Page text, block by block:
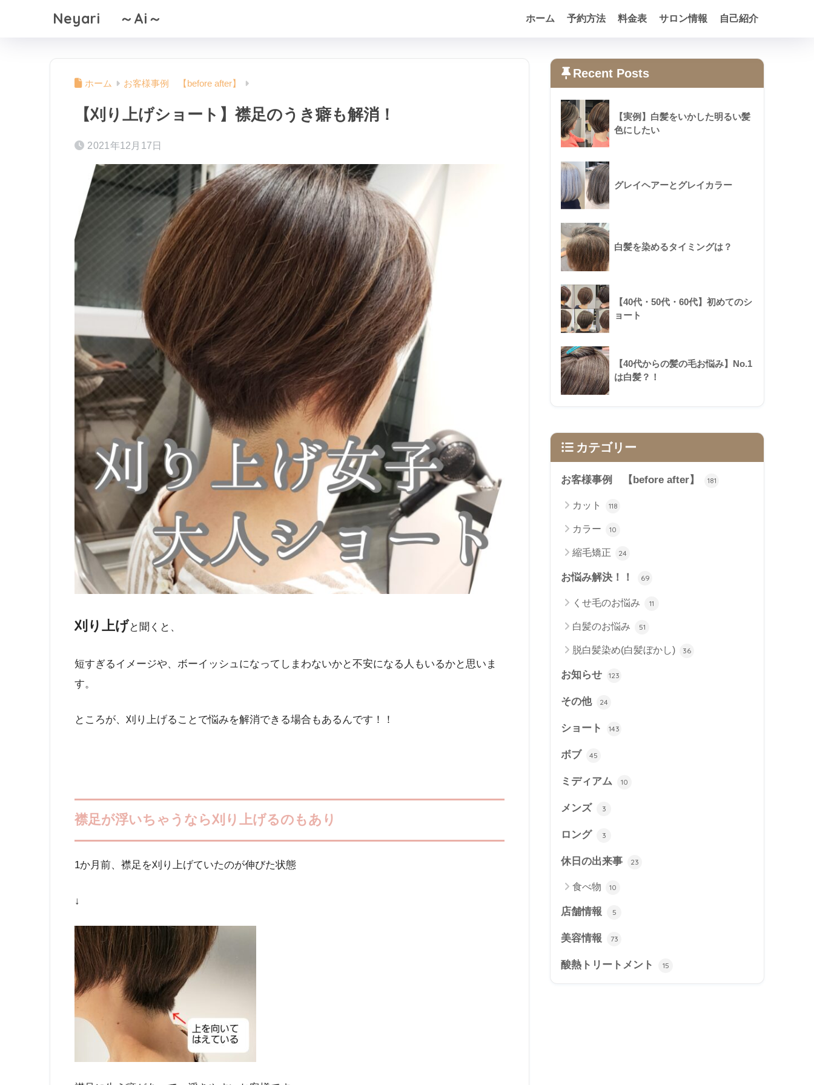
Neyari ～Ai～ ホーム 予約方法 料金表 サロン情報 自己紹介
ホーム お客様事例 【before after】
【刈り上げショート】襟足のうき癖も解消！
2021年12月17日
刈り上げと聞くと、
短すぎるイメージや、ボーイッシュになってしまわないかと不安になる人もいるかと思いま
す。
ところが、刈り上げることで悩みを解消できる場合もあるんです！！
襟足が浮いちゃうなら刈り上げるのもあり
1か月前、襟足を刈り上げていたのが伸びた状態
↓
Recent Posts
【実例】白髪をいかした明るい髪
色にしたい
グレイヘアーとグレイカラー
白髪を染めるタイミングは？
【40代・50代・60代】初めてのシ
ョート
【40代からの髪の毛お悩み】No.1
は白髪？！
カテゴリー
お客様事例 【before after】 181
カット 118
カラー 10
縮毛矯正 24
お悩み解決！！ 69
くせ毛のお悩み 11
白髪のお悩み 51
脱白髪染め(白髪ぼかし) 36
お知らせ 123
その他 24
ショート 143
ボブ 45
ミディアム 10
メンズ 3
ロング 3
休日の出来事 23
食べ物 10
店舗情報 5
美容情報 73
酸熱トリートメント 15